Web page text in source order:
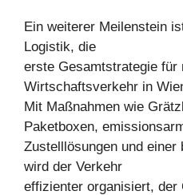
Ein weiterer Meilenstein
Logistik, die
erste Gesamtstrategie für
Wirtschaftsverkehr in
Mit Maßnahmen wie
Paketboxen,
Zustelllösungen und
wird der Verkehr
effizienter organisiert, der